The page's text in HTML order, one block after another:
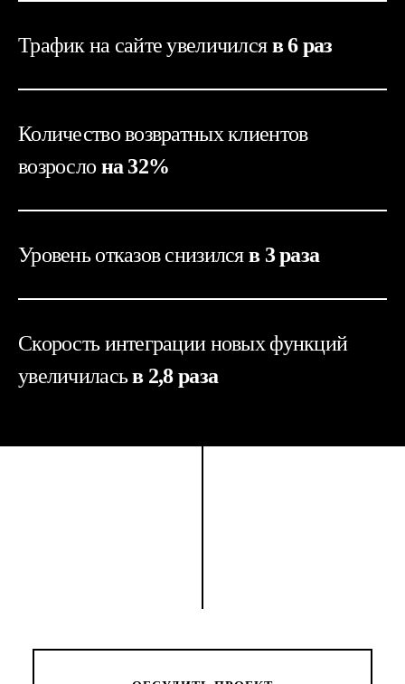
Трафик на сайте увеличилсяв 6 раз
Количество возвратных клиентов
возросло на 32%
Уровень отказов снизилсяв 3 раза
Скорость интеграции новых функций
увеличиласьв 2,8 раза